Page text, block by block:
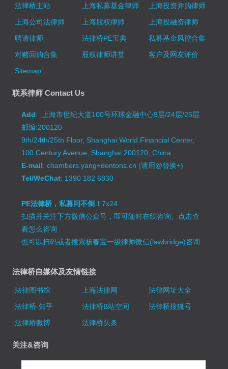
法律桥主站
上海私募基金律师
上海投资并购律师
上海公司法律师
上海股权律师
上海投融资律师
聘请律师
法律桥PE宝典
私募基金风控合集
对赌回购合集
股权律师讲堂
客户及网友评价
Sitemap
联系律师 Contact Us
Add: 上海市世纪大道100号环球金融中心9层/24层/25层
邮编:200120
9th/24th/25th Floor, Shanghai World Financial Center,
100 Century Avenue, Shanghai 200120, China
E-mail: chambers.yang+dentons.cn (请用@替换+)
Tel/WeChat: 1390 182 6830
PE法律桥，私募问不倒！7x24
扫描并关注下方微信公众号，即可随时在线咨询。 点击查
看怎么咨询
也可以扫码或者搜索杨春宝一级律师微信(lawbridge)咨询
法律桥自媒体及友情链接
法律图书馆 上海法律网
法律网址大全
法律桥-知乎
法律桥B站空间
法律桥搜狐号
法律桥微博
法律桥头条
关注&咨询